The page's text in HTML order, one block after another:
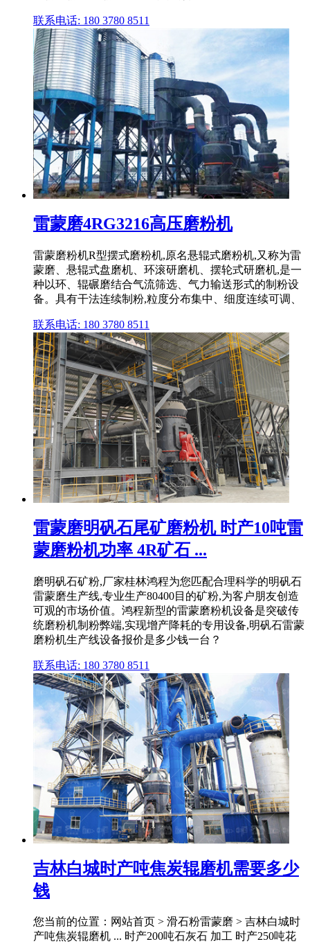
联系电话: 180 3780 8511
雷蒙磨4RG3216高压磨粉机
雷蒙磨粉机R型摆式磨粉机,原名悬辊式磨粉机,又称为雷
蒙磨、悬辊式盘磨机、环滚研磨机、摆轮式研磨机,是一
种以环、辊碾磨结合气流筛选、气力输送形式的制粉设
备。具有干法连续制粉,粒度分布集中、细度连续可调、
联系电话: 180 3780 8511
雷蒙磨明矾石尾矿磨粉机 时产10吨雷
蒙磨粉机功率 4R矿石 ...
磨明矾石矿粉,厂家桂林鸿程为您匹配合理科学的明矾石
雷蒙磨生产线,专业生产80400目的矿粉,为客户朋友创造
可观的市场价值。鸿程新型的雷蒙磨粉机设备是突破传
统磨粉机制粉弊端,实现增产降耗的专用设备,明矾石雷蒙
磨粉机生产线设备报价是多少钱一台？
联系电话: 180 3780 8511
吉林白城时产吨焦炭辊磨机需要多少
钱
您当前的位置：网站首页 > 滑石粉雷蒙磨 > 吉林白城时
产吨焦炭辊磨机 ... 时产200吨石灰石 加工 时产250吨花